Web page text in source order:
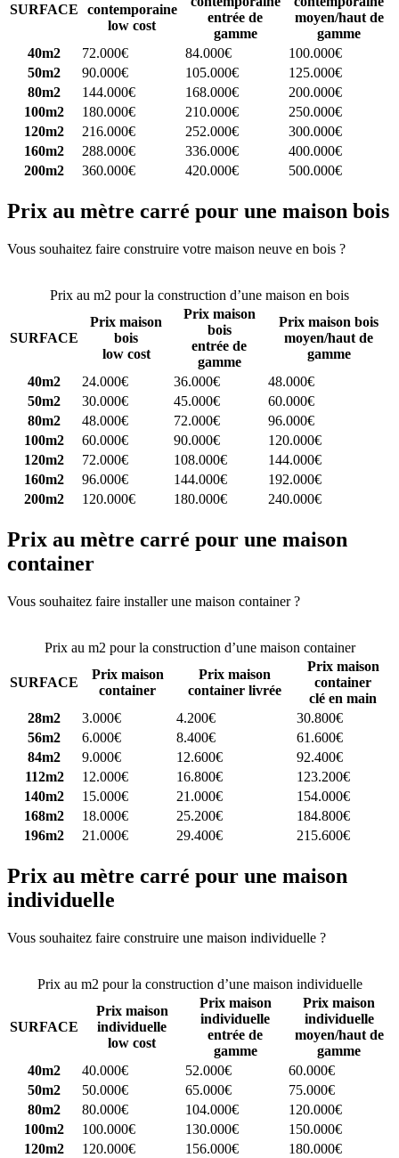
SURFACE
contemporaine
low cost
entrée de
gamme
moyen/haut de
gamme
40m2
72.000€ 84.000€
100.000€
50m2
90.000€ 105.000€
125.000€
80m2
144.000€ 168.000€
200.000€
100m2
180.000€ 210.000€
250.000€
120m2
216.000€ 252.000€
300.000€
160m2
288.000€ 336.000€
400.000€
200m2
360.000€ 420.000€ 500.000€
Prix au mètre carré pour une maison bois
Vous souhaitez faire construire votre maison neuve en bois ?
Prix au m2 pour la construction d’une maison en bois
SURFACE
Prix maison
bois
low cost
Prix maison
bois
entrée de
gamme
Prix maison bois
moyen/haut de
gamme
40m2
24.000€ 36.000€
48.000€
50m2
30.000€ 45.000€
60.000€
80m2
48.000€ 72.000€
96.000€
100m2
60.000€ 90.000€
120.000€
120m2
72.000€ 108.000€
144.000€
160m2
96.000€ 144.000€
192.000€
200m2
120.000€ 180.000€ 240.000€
Prix au mètre carré pour une maison
container
Vous souhaitez faire installer une maison container ?
Prix au m2 pour la construction d’une maison container
SURFACE
Prix maison
container
Prix maison
container livrée
Prix maison
container
clé en main
28m2
3.000€ 4.200€
30.800€
56m2
6.000€ 8.400€
61.600€
84m2
9.000€ 12.600€
92.400€
112m2
12.000€ 16.800€
123.200€
140m2
15.000€ 21.000€
154.000€
168m2
18.000€ 25.200€
184.800€
196m2
21.000€ 29.400€ 215.600€
Prix au mètre carré pour une maison
individuelle
Vous souhaitez faire construire une maison individuelle ?
Prix au m2 pour la construction d’une maison individuelle
SURFACE
Prix maison
individuelle
low cost
Prix maison
individuelle
entrée de
gamme
Prix maison
individuelle
moyen/haut de
gamme
40m2
40.000€ 52.000€
60.000€
50m2
50.000€ 65.000€
75.000€
80m2
80.000€ 104.000€
120.000€
100m2
100.000€ 130.000€
150.000€
120m2
120.000€ 156.000€
180.000€